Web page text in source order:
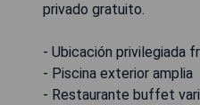
privado gratuito.
- Ubicación privilegiada
- Piscina exterior amplia
- Restaurante buffet